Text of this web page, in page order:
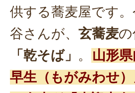
供する蕎麦屋です
谷さんが、 玄蕎麦
「乾そば」 。
山形
早生（もがみわせ